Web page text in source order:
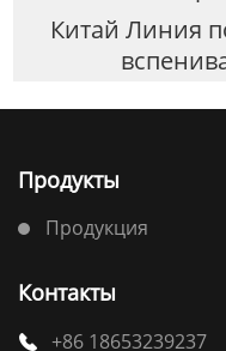
Китай Линия
Продукты
Продукция
Контакты
 +86 18653239237